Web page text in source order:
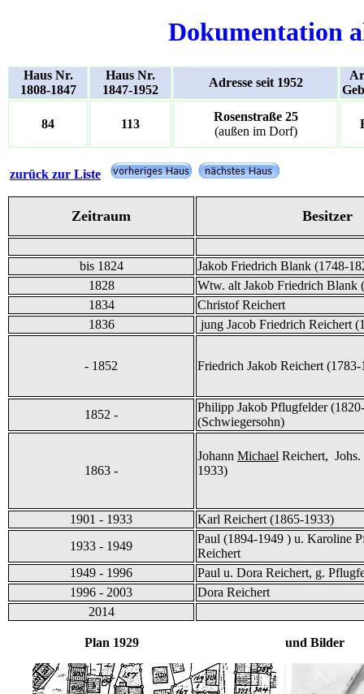
Dokumentation
Haus Nr.
1808-1847
Haus Nr.
1847-1952
Adresse seit 1952
84 113
Rosenstraße 25
(außen im Dorf)
zurück zur Liste
Zeitraum Besitzer
bis 1824
Jakob Friedrich Blank (1748-
1828
Wtw. alt Jakob Friedrich Blank
1834
Christof Reichert
1836
jung Jacob Friedrich Reichert
- 1852 Friedrich Jakob Reichert (1783-
1852 -
Philipp Jakob Pflugfelder
(Schwiegersohn)
1863 -
Johann Michael Reichert, Johs.
1933)
1901 - 1933
Karl Reichert (1865-1933)
1933 - 1949
Paul (1894-1949 ) u. Karoline
Reichert
1949 - 1996
Paul u. Dora Reichert, g.
1996 - 2003
Dora Reichert
2014
Plan 1929 und Bilder